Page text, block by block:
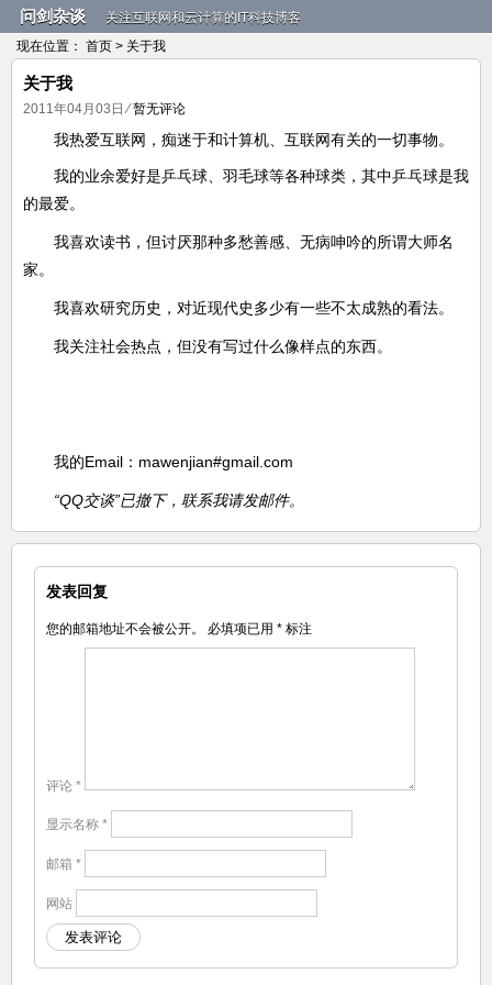
问剑杂谈
关注互联网和云计算的IT科技博客
现在位置： 首页 > 关于我
关于我
2011年04月03日 ⁄暂无评论
我热爱互联网，痴迷于和计算机、互联网有关的一切事物。
我的业余爱好是乒乓球、羽毛球等各种球类，其中乒乓球是我
的最爱。
我喜欢读书，但讨厌那种多愁善感、无病呻吟的所谓大师名
家。
我喜欢研究历史，对近现代史多少有一些不太成熟的看法。
我关注社会热点，但没有写过什么像样点的东西。
我的Email：mawenjian#gmail.com
“QQ交谈”已撤下，联系我请发邮件。
发表回复
您的邮箱地址不会被公开。 必填项已用 * 标注
评论 *
显示名称 *
邮箱 *
网站